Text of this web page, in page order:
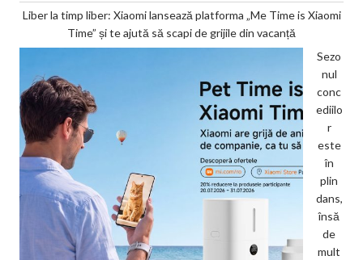
Liber la timp liber: Xiaomi lansează platforma „Me Time is Xiaomi
Time” și te ajută să scapi de grijile din vacanță
Sezo
nul
conc
ediilo
r
este
în
plin
dans,
însă
de
mult